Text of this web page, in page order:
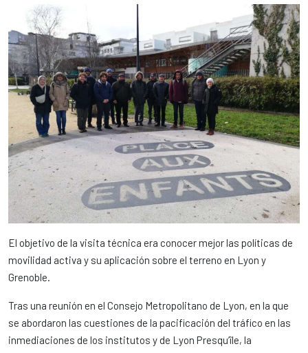
El objetivo de la visita técnica era conocer mejor las políticas de
movilidad activa y su aplicación sobre el terreno en Lyon y
Grenoble.
Tras una reunión en el Consejo Metropolitano de Lyon, en la que
se abordaron las cuestiones de la pacificación del tráfico en las
inmediaciones de los institutos y de Lyon Presqu’île, la